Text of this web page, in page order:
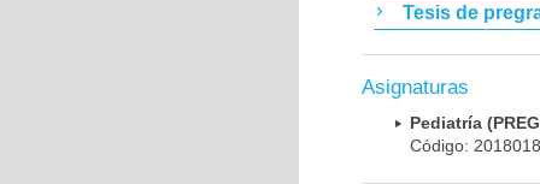
Tesis de
Asignaturas
Pediatría
Código: